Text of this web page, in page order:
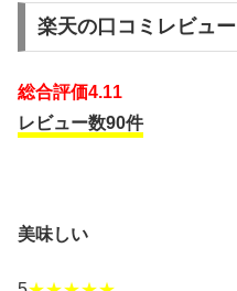
楽天の口コミレビュー
総合評価4.11
レビュー数90件
美味しい